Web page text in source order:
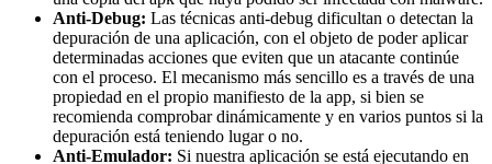
Anti-Debug: Las técnicas anti-debug dificultan o detectan la
depuración de una aplicación, con el objeto de poder aplicar
determinadas acciones que eviten que un atacante continúe
con el proceso. El mecanismo más sencillo es a través de una
propiedad en el propio manifiesto de la app, si bien se
recomienda comprobar dinámicamente y en varios puntos si la
depuración está teniendo lugar o no.
Anti-Emulador: Si nuestra aplicación se está ejecutando en